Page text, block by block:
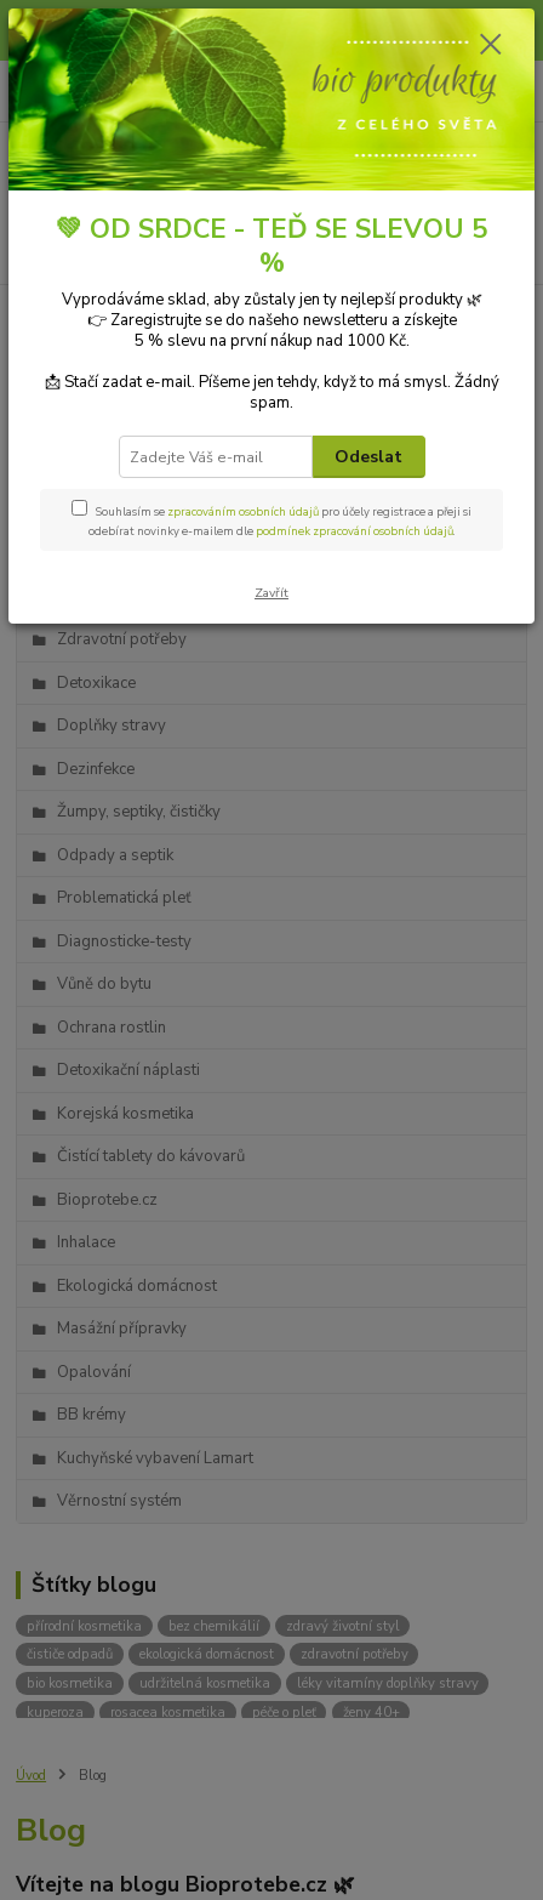
Slunce, koupání a horko dávají vlasům zabrat. Dopřejte jim šetrnou péči s
přírodní vlasovou kosmetikou.
Menu
CZK
+420 606 912 887
9-18:00 hod.
0 ks
za 0,00 Kč
Kategorie blogu
Přírodní kosmetika
Přírodní aromaterapie
Bio drogerie
Zdravotní potřeby
Detoxikace
Doplňky stravy
Dezinfekce
Žumpy, septiky, čističky
Odpady a septik
Problematická pleť
Diagnosticke-testy
Vůně do bytu
Ochrana rostlin
Detoxikační náplasti
Korejská kosmetika
Čistící tablety do kávovarů
Bioprotebe.cz
Inhalace
Ekologická domácnost
Masážní přípravky
Opalování
BB krémy
Kuchyňské vybavení Lamart
Věrnostní systém
Štítky blogu
přírodní kosmetika bez chemikálií
zdravý životní styl
čističe odpadů
ekologická domácnost
zdravotní potřeby
bio kosmetika
udržitelná kosmetika
léky vitamíny doplňky stravy
kuperoza
rosacea kosmetika péče o pleť
ženy 40+
bez chemie
Přírodní čistící prostředky
Jak se zbavit lupů
Příčiny lupů Léčba lupů
Úvod Blog
Blog
Vítejte na blogu Bioprotebe.cz 🌿
💚 OD SRDCE - TEĎ SE SLEVOU 5
%
Vyprodáváme sklad, aby zůstaly jen ty nejlepší produkty 🌿
👉 Zaregistrujte se do našeho newsletteru a získejte
5 % slevu na první nákup nad 1000 Kč.
📩 Stačí zadat e-mail. Píšeme jen tehdy, když to má smysl. Žádný
spam.
Odeslat
Souhlasím se zpracováním osobních údajů pro účely registrace a přeji si
odebírat novinky e-mailem dle podmínek zpracování osobních údajů.
Zavřít